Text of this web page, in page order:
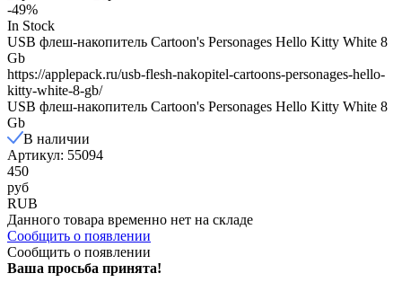
-49%
In Stock
USB флеш-накопитель Cartoon's Personages Hello Kitty White 8
Gb
https://applepack.ru/usb-flesh-nakopitel-cartoons-personages-hello-
kitty-white-8-gb/
USB флеш-накопитель Cartoon's Personages Hello Kitty White 8
Gb
В наличии
Артикул: 55094
450
руб
RUB
Данного товара временно нет на складе
Сообщить о появлении
Сообщить о появлении
Ваша просьба принята!